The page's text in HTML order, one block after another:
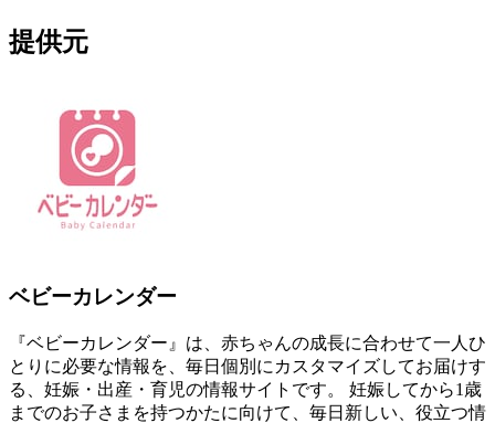
提供元
ベビーカレンダー
『ベビーカレンダー』は、赤ちゃんの成長に合わせて一人ひ
とりに必要な情報を、毎日個別にカスタマイズしてお届けす
る、妊娠・出産・育児の情報サイトです。 妊娠してから1歳
までのお子さまを持つかたに向けて、毎日新しい、役立つ情